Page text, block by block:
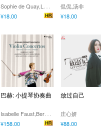
S
ophie de Quay,Léonard Lasry
¥18.00
侃侃,汤非
¥18.00
巴赫: 小提琴协奏曲
I
sabelle Faust,Bernhard Forck,Akademie für Alte Musik Berlin
¥158.00
放过自己
庄心妍
¥88.00